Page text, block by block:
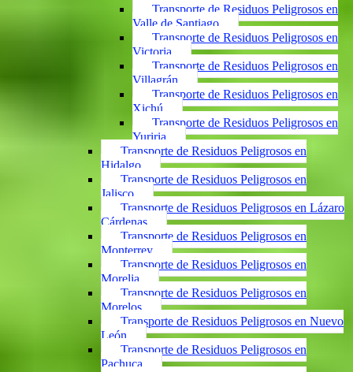
Transporte de Residuos Peligrosos en
Valle de Santiago
Transporte de Residuos Peligrosos en
Victoria
Transporte de Residuos Peligrosos en
Villagrán
Transporte de Residuos Peligrosos en
Xichú
Transporte de Residuos Peligrosos en
Yuriria
Transporte de Residuos Peligrosos en
Hidalgo
Transporte de Residuos Peligrosos en
Jalisco
Transporte de Residuos Peligrosos en Lázaro
Cárdenas
Transporte de Residuos Peligrosos en
Monterrey
Transporte de Residuos Peligrosos en
Morelia
Transporte de Residuos Peligrosos en
Morelos
Transporte de Residuos Peligrosos en Nuevo
León
Transporte de Residuos Peligrosos en
Pachuca